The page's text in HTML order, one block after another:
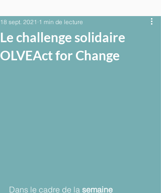
Le challenge solidaire
OLVEAct for Change
18 sept. 2021 1 min de lecture
Dans le cadre de la semaine